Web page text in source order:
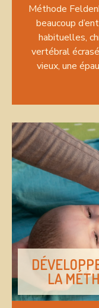
Méthode
beaucoup
habituelles,
vertébral
vieux, une
LA